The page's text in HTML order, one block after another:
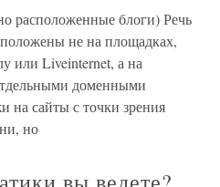
расположенные блоги) Речь
не на площадках,
или Liveinternet, а на
доменными
сайты с точки зрения
но